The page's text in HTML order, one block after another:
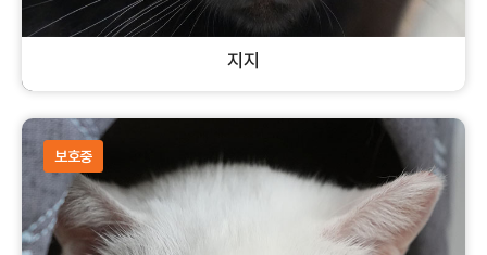
지지
코리안숏헤어 암컷 고양이
보호중